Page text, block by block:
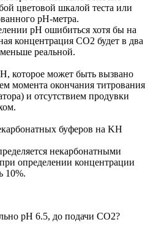
цветовой шкалой теста или
pH-метра.
pH ошибиться хотя бы на
концентрация CO2 будет в два
реальной.
которое может быть вызвано
момента окончания титрования
и отсутствием продувки
буферов на KH
некарбонатными
определении концентрации
10%.
pH 6.5, до подачи СО2?